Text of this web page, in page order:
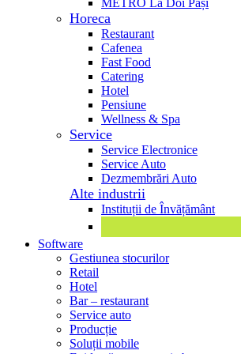
METRO La Doi Pași
Horeca
Restaurant
Cafenea
Fast Food
Catering
Hotel
Pensiune
Wellness & Spa
Service
Service Electronice
Service Auto
Dezmembrări Auto
Alte industrii
Instituții de Învățământ
Software
Gestiunea stocurilor
Retail
Hotel
Bar – restaurant
Service auto
Producție
Soluții mobile